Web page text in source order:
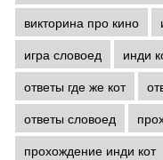
викторина про кино
игра словоед
инди
ответы где же кот
ответы словоед
прохождение инди кот